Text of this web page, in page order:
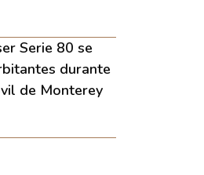
Serie 80 se
durante
de Monterey